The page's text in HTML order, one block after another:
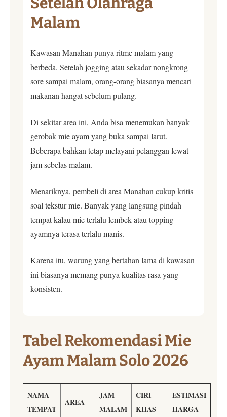
Malam
Kawasan Manahan punya ritme malam yang
berbeda. Setelah jogging atau sekadar nongkrong
sore sampai malam, orang-orang biasanya mencari
makanan hangat sebelum pulang.
Di sekitar area ini, Anda bisa menemukan banyak
gerobak mie ayam yang buka sampai larut.
Beberapa bahkan tetap melayani pelanggan lewat
jam sebelas malam.
Menariknya, pembeli di area Manahan cukup kritis
soal tekstur mie. Banyak yang langsung pindah
tempat kalau mie terlalu lembek atau topping
ayamnya terasa terlalu manis.
Karena itu, warung yang bertahan lama di kawasan
ini biasanya memang punya kualitas rasa yang
konsisten.
Tabel Rekomendasi Mie
Ayam Malam Solo 2026
NAMA
TEMPAT
AREA
JAM
MALAM
CIRI
KHAS
ESTIMASI
HARGA